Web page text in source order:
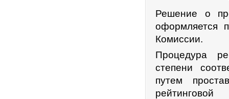
Решение о
оформляется
Комиссии.
Процедура
степени
путем